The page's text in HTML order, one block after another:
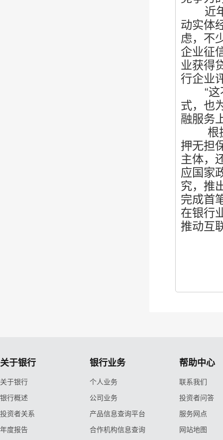
近年
动实体
虑，不
企业征
业获得
行企业
“这不
式，也
融服务
根据
押无担
主体，
应国家
究，推
完成首
在银行
推动互
关于银行
关于银行
银行概述
投资者关系
年度报告
银行业务
个人业务
公司业务
产品信息查询平台
合作机构信息查询
帮助中心
联系我们
投资者问答
服务网点
网站地图